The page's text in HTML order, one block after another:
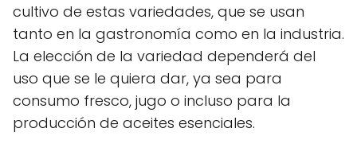
cultivo de estas variedades, que se usan
tanto en la gastronomía como en la industria.
La elección de la variedad dependerá del
uso que se le quiera dar, ya sea para
consumo fresco, jugo o incluso para la
producción de aceites esenciales.